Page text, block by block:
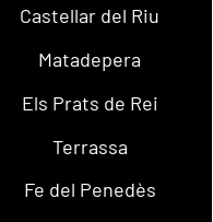
Castellar del Riu
Matadepera
Els Prats de Rei
Terrassa
Fe del Penedès